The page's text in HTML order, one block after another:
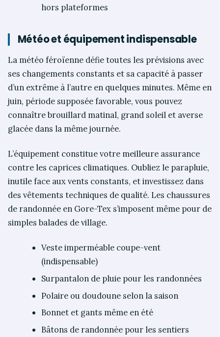
hors plateformes
Météo et équipement indispensable
La météo féroïenne défie toutes les prévisions avec
ses changements constants et sa capacité à passer
d’un extrême à l’autre en quelques minutes. Même en
juin, période supposée favorable, vous pouvez
connaître brouillard matinal, grand soleil et averse
glacée dans la même journée.
L’équipement constitue votre meilleure assurance
contre les caprices climatiques. Oubliez le parapluie,
inutile face aux vents constants, et investissez dans
des vêtements techniques de qualité. Les chaussures
de randonnée en Gore-Tex s’imposent même pour de
simples balades de village.
Veste imperméable coupe-vent
(indispensable)
Surpantalon de pluie pour les randonnées
Polaire ou doudoune selon la saison
Bonnet et gants même en été
Bâtons de randonnée pour les sentiers